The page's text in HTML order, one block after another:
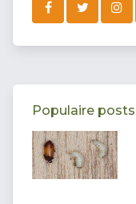
Populaire posts